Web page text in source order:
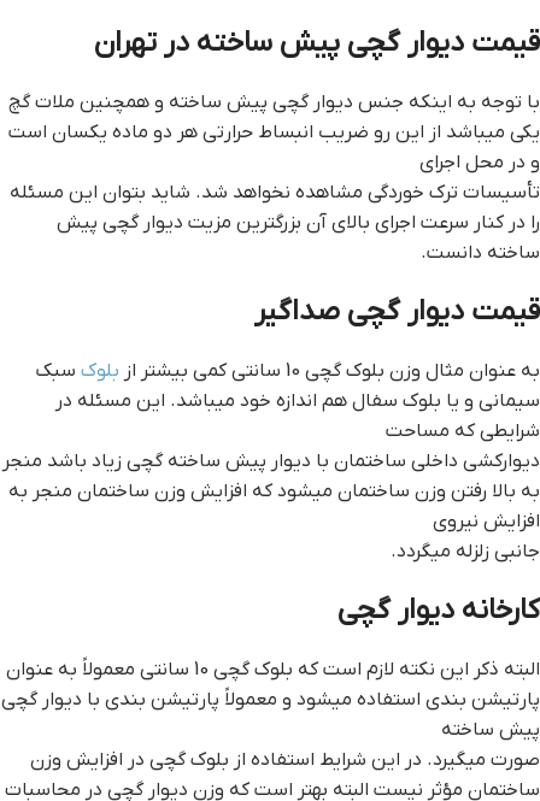
قيمت ديوار گچي پيش ساخته در تهران
با توجه به اینکه جنس دیوار گچی پیش ساخته و همچنین ملات گچ
یکی میباشد از این رو ضریب انبساط حرارتی هر دو ماده یکسان است
و در محل اجرای
تأسیسات ترک خوردگی مشاهده نخواهد شد. شاید بتوان این مسئله
را در کنار سرعت اجرای بالای آن بزرگترین مزیت دیوار گچی پیش
ساخته دانست.
قيمت ديوار گچي صداگير
به عنوان مثال وزن بلوک گچی 10 سانتی کمی بیشتر از بلوک سبک
سیمانی و یا بلوک سفال هم اندازه خود میباشد. این مسئله در
شرایطی که مساحت
دیوارکشی داخلی ساختمان با دیوار پیش ساخته گچی زیاد باشد منجر
به بالا رفتن وزن ساختمان میشود که افزایش وزن ساختمان منجر به
افزایش نیروی
جانبی زلزله میگردد.
کارخانه ديوار گچي
البته ذکر این نکته لازم است که بلوک گچی 10 سانتی معمولاً به عنوان
پارتیشن بندی استفاده میشود و معمولاً پارتیشن بندی با دیوار گچی
پیش ساخته
صورت میگیرد. در این شرایط استفاده از بلوک گچی در افزایش وزن
ساختمان مؤثر نیست البته بهتر است که وزن دیوار گچی در محاسبات